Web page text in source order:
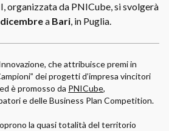
organizzata da PNICube, si svolgerà
a Bari, in Puglia.
che attribuisce premi in
dei progetti d’impresa vincitori
è promosso da PNICube,
e delle Business Plan Competition.
la quasi totalità del territorio